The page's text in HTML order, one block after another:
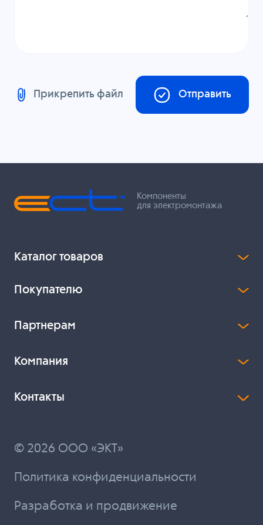
Прикрепить файл Отправить
Компоненты
для электромонтажа
Каталог товаров
Покупателю
Партнерам
Компания
Контакты
© 2026 ООО «ЭКТ»
Политика конфиденциальности
Разработка и продвижение